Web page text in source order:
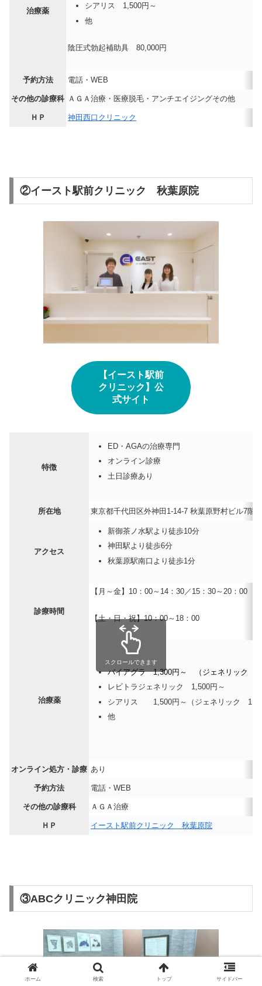
治療薬
シアリス 1,500円～
他
陰圧式勃起補助具 80,000円
予約方法 電話・WEB
その他の診療科 ＡＧＡ治療・医療脱毛・アンチエイジングその他
ＨＰ 神田西口クリニック
②イースト駅前クリニック 秋葉原院
【イースト駅前
クリニック】公
式サイト
特徴
ED・AGAの治療専門
オンライン診療
土日診療あり
所在地 東京都千代田区外神田1-14-7 秋葉原野村ビル7階
アクセス
新御茶ノ水駅より徒歩10分
神田駅より徒歩6分
秋葉原駅南口より徒歩1分
診療時間
【月～金】10：00～14：30／15：30～20：00
【土・日・祝】10：00～18：00
治療薬
バイアグラ 1,300円～ （ジェネリック
レビトラジェネリック 1,500円～
シアリス 1,500円～（ジェネリック
他
オンライン処方・診療 あり
予約方法 電話・WEB
その他の診療科 ＡＧＡ治療
ＨＰ イースト駅前クリニック 秋葉原院
スクロールできます
③ABCクリニック神田院
ホーム 検索 トップ サイドバー